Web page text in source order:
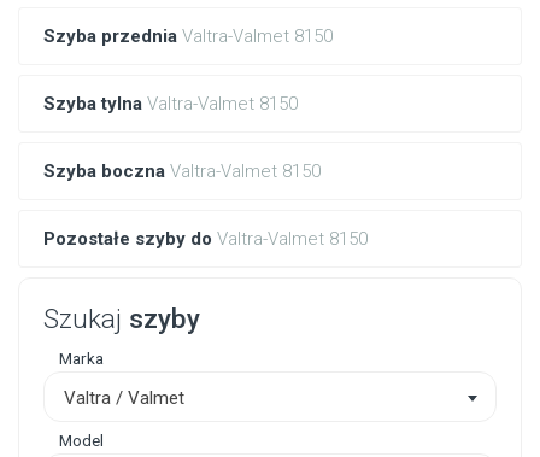
Szyba przednia Valtra-Valmet 8150
Szyba tylna Valtra-Valmet 8150
Szyba boczna Valtra-Valmet 8150
Pozostałe szyby do Valtra-Valmet 8150
Szukaj szyby
Marka
Valtra / Valmet
Model